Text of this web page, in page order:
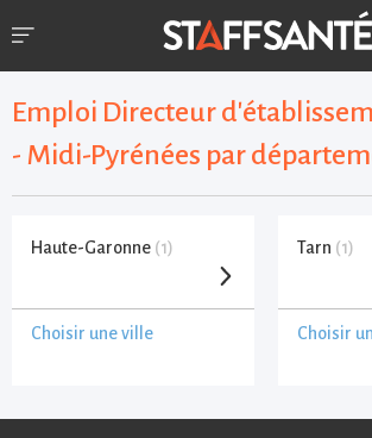
Emploi Directeur
- Midi-Pyrénées par
Haute-Garonne (1)
Choisir une ville
Tarn (1)
Choisir